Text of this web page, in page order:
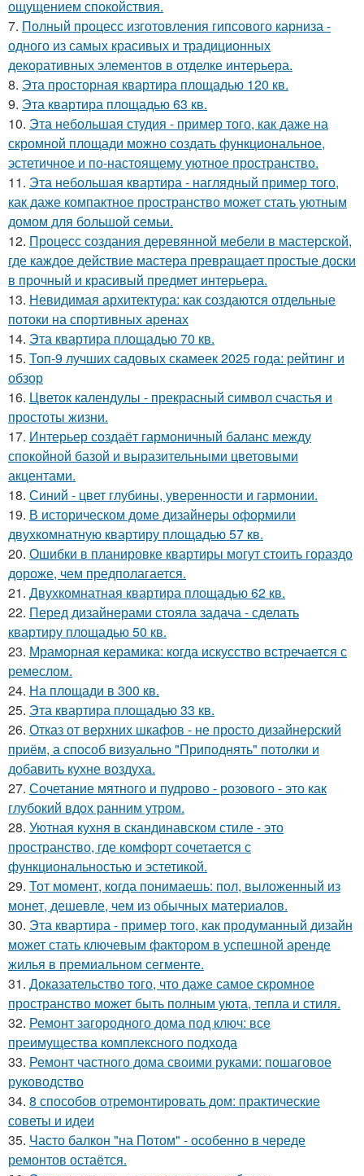
ощущением спокойствия.
7. Полный процесс изготовления гипсового карниза -
одного из самых красивых и традиционных
декоративных элементов в отделке интерьера.
8. Эта просторная квартира площадью 120 кв.
9. Эта квартира площадью 63 кв.
10. Эта небольшая студия - пример того, как даже на
скромной площади можно создать функциональное,
эстетичное и по-настоящему уютное пространство.
11. Эта небольшая квартира - наглядный пример того,
как даже компактное пространство может стать уютным
домом для большой семьи.
12. Процесс создания деревянной мебели в мастерской,
где каждое действие мастера превращает простые доски
в прочный и красивый предмет интерьера.
13. Невидимая архитектура: как создаются отдельные
потоки на спортивных аренах
14. Эта квартира площадью 70 кв.
15. Топ-9 лучших садовых скамеек 2025 года: рейтинг и
обзор
16. Цветок календулы - прекрасный символ счастья и
простоты жизни.
17. Интерьер создаёт гармоничный баланс между
спокойной базой и выразительными цветовыми
акцентами.
18. Синий - цвет глубины, уверенности и гармонии.
19. В историческом доме дизайнеры оформили
двухкомнатную квартиру площадью 57 кв.
20. Ошибки в планировке квартиры могут стоить гораздо
дороже, чем предполагается.
21. Двухкомнатная квартира площадью 62 кв.
22. Перед дизайнерами стояла задача - сделать
квартиру площадью 50 кв.
23. Мраморная керамика: когда искусство встречается с
ремеслом.
24. На площади в 300 кв.
25. Эта квартира площадью 33 кв.
26. Отказ от верхних шкафов - не просто дизайнерский
приём, а способ визуально "Приподнять" потолки и
добавить кухне воздуха.
27. Сочетание мятного и пудрово - розового - это как
глубокий вдох ранним утром.
28. Уютная кухня в скандинавском стиле - это
пространство, где комфорт сочетается с
функциональностью и эстетикой.
29. Тот момент, когда понимаешь: пол, выложенный из
монет, дешевле, чем из обычных материалов.
30. Эта квартира - пример того, как продуманный дизайн
может стать ключевым фактором в успешной аренде
жилья в премиальном сегменте.
31. Доказательство того, что даже самое скромное
пространство может быть полным уюта, тепла и стиля.
32. Ремонт загородного дома под ключ: все
преимущества комплексного подхода
33. Ремонт частного дома своими руками: пошаговое
руководство
34. 8 способов отремонтировать дом: практические
советы и идеи
35. Часто балкон "на Потом" - особенно в череде
ремонтов остаётся.